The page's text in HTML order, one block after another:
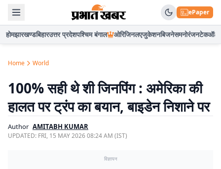
ePaper
होमझारखण्डबिहारउत्तर प्रदेशपश्चिम बंगाल ओरिजिनलएजुकेशनबिजनेसमनोरंजनटेकऑटो
Home World
100% सही थे शी जिनपिंग : अमेरिका की
हालत पर ट्रंप का बयान, बाइडेन निशाने पर
Author AMITABH KUMAR
UPDATED: FRI, 15 MAY 2026 08:24 AM (IST)
विज्ञापन